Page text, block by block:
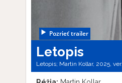
Pozrieť trailer
Letopis
Letopis; Martin Kollar, 2025,